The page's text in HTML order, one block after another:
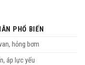
PHỔ BIẾN
hỏng bơm
áp lực yếu